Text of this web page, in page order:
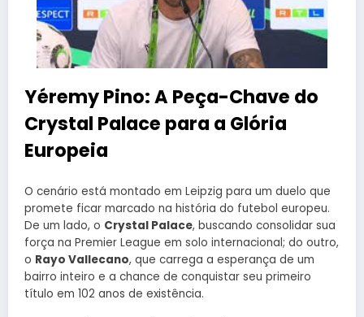
Yéremy Pino: A Peça-Chave do
Crystal Palace para a Glória
Europeia
O cenário está montado em Leipzig para um duelo que
promete ficar marcado na história do futebol europeu.
De um lado, o Crystal Palace, buscando consolidar sua
força na Premier League em solo internacional; do outro,
o Rayo Vallecano, que carrega a esperança de um
bairro inteiro e a chance de conquistar seu primeiro
título em 102 anos de existência.